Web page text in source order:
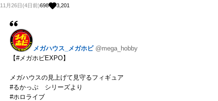
11月26日(4日前)698 3,201
メガハウス_メガホビ @mega_hobby
【#メガホビEXPO】
メガハウスの見上げて見守るフィギュア
#るかっぷ シリーズより
#ホロライブ